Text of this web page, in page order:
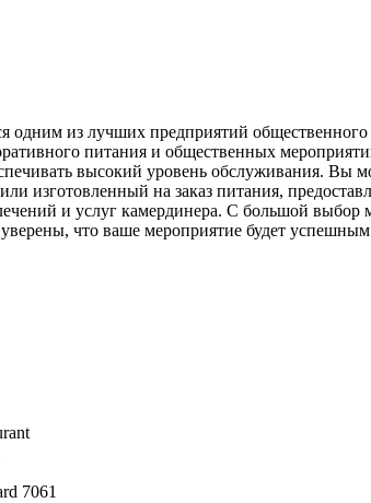
одним из лучших предприятий
питания и общественных
высокий уровень обслуживания.
изготовленный на заказ питания,
и услуг камердинера. С большой
что ваше мероприятие будет
7061